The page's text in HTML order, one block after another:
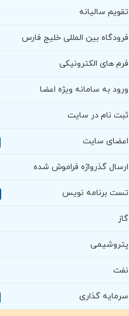
تقویم سالیانه
فرودگاه بین المللی خلیج فارس
فرم های الکترونیکی
ورود به سامانه ویژه اعضا
ثبت نام در سایت
اعضای سایت
ارسال گذرواژه فراموش شده
تست برنامه نویس
گاز
پتروشیمی
نفت
سرمایه گذاری